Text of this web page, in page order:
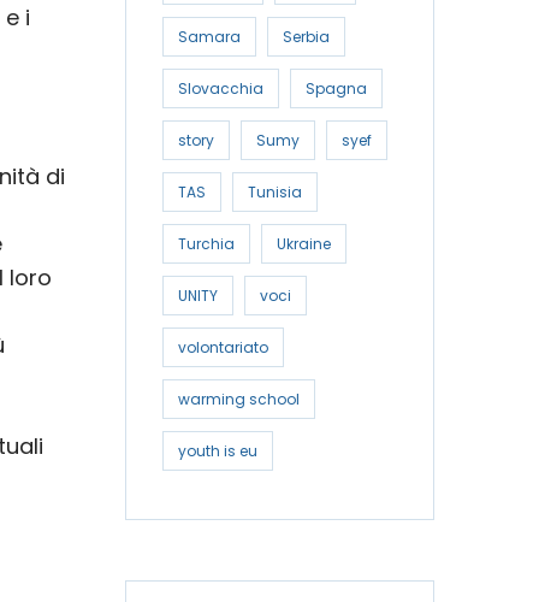
i
di
loro
Samara Serbia
Slovacchia Spagna
story Sumy syef
TAS Tunisia
Turchia Ukraine
UNITY voci
volontariato
warming school
youth is eu